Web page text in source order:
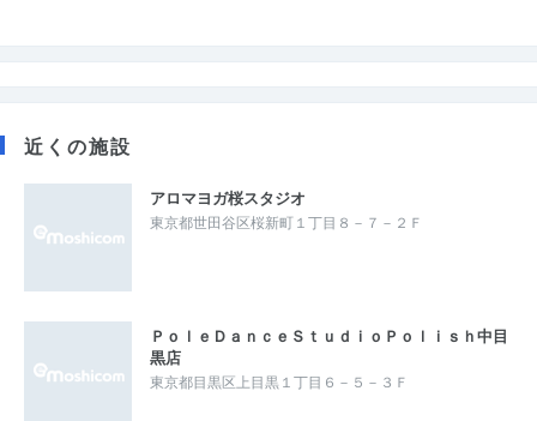
近くの施設
アロマヨガ桜スタジオ
東京都世田谷区桜新町１丁目８－７－２Ｆ
ＰｏｌｅＤａｎｃｅＳｔｕｄｉｏＰｏｌｉｓｈ中目
黒店
東京都目黒区上目黒１丁目６－５－３Ｆ